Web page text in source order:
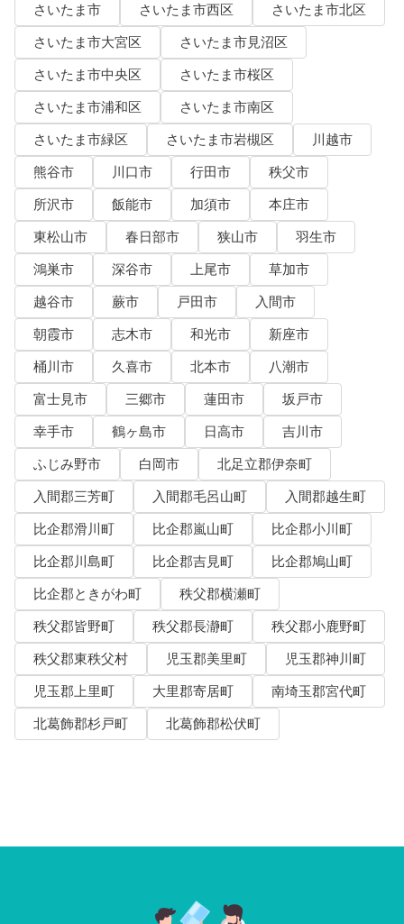
さいたま市 さいたま市西区
さいたま市北区
さいたま市大宮区
さいたま市見沼区
さいたま市中央区
さいたま市桜区
さいたま市浦和区
さいたま市南区
さいたま市緑区
さいたま市岩槻区
川越市
熊谷市
川口市 行田市
秩父市
所沢市
飯能市 加須市
本庄市
東松山市
春日部市 狭山市
羽生市
鴻巣市
深谷市 上尾市
草加市
越谷市
蕨市 戸田市
入間市
朝霞市
志木市 和光市
新座市
桶川市
久喜市 北本市
八潮市
富士見市
三郷市 蓮田市
坂戸市
幸手市
鶴ヶ島市 日高市
吉川市
ふじみ野市
白岡市
北足立郡伊奈町
入間郡三芳町
入間郡毛呂山町
入間郡越生町
比企郡滑川町
比企郡嵐山町
比企郡小川町
比企郡川島町
比企郡吉見町
比企郡鳩山町
比企郡ときがわ町
秩父郡横瀬町
秩父郡皆野町
秩父郡長瀞町
秩父郡小鹿野町
秩父郡東秩父村
児玉郡美里町
児玉郡神川町
児玉郡上里町
大里郡寄居町
南埼玉郡宮代町
北葛飾郡杉戸町
北葛飾郡松伏町